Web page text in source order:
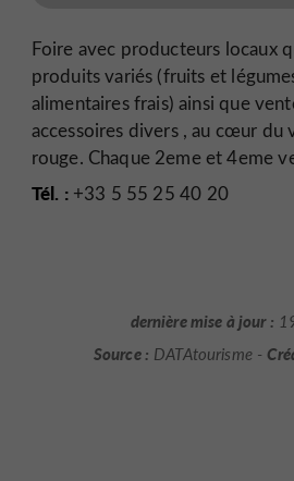
Foire avec producteurs locaux
produits variés (fruits et
alimentaires frais) ainsi que
accessoires divers , au cœur du
rouge. Chaque 2eme et 4eme
Tél. :+33 5 55 25 40 20
dernière mise à jour :
Source : DATAtourisme -